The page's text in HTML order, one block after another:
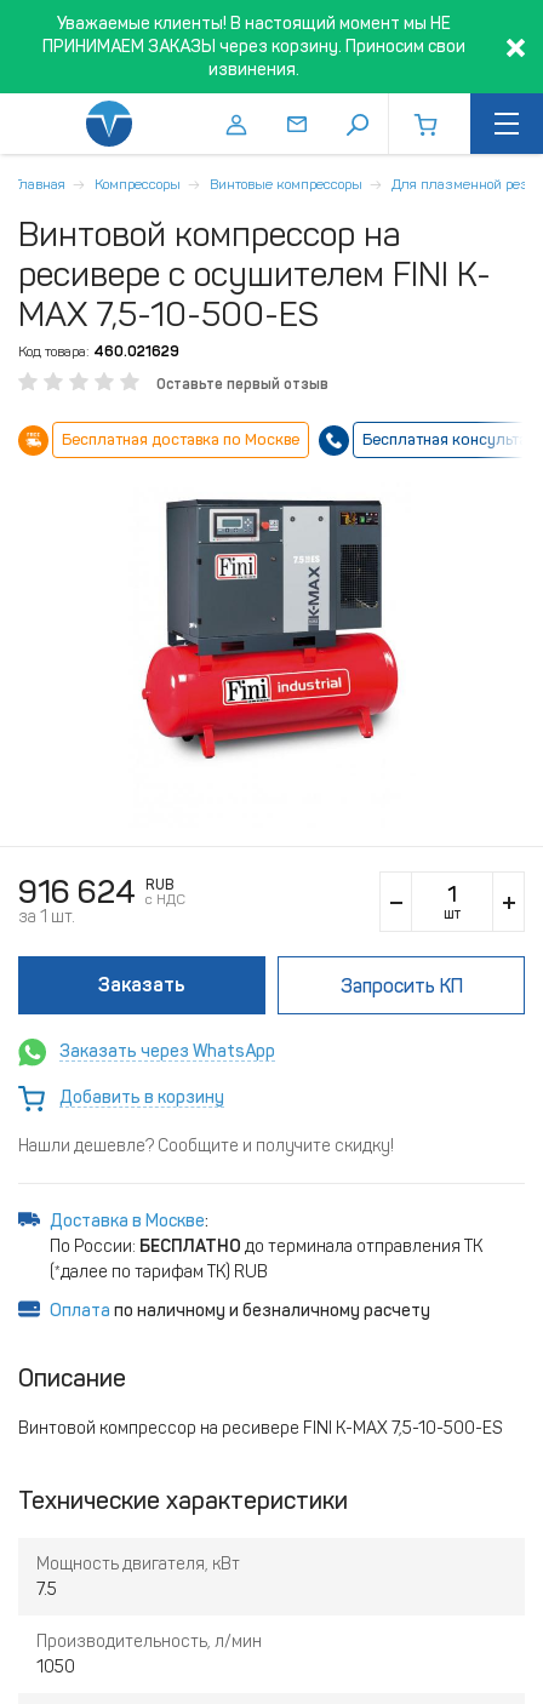
Уважаемые клиенты! В настоящий момент мы НЕ
ПРИНИМАЕМ ЗАКАЗЫ через корзину. Приносим свои
извинения.
Главная Компрессоры Винтовые компрессоры Для плазменной
Винтовой компрессор на
ресивере с осушителем FINI K-
MAX 7,5-10-500-ES
Код товара: 460.021629
Оставьте первый отзыв
Бесплатная доставка по Москве Бесплатная
916 624
RUB
c НДС
за 1 шт. шт
Заказать Запросить КП
Заказать через WhatsApp
Добавить в корзину
Нашли дешевле? Сообщите и получите скидку!
Доставка в Москве:
По России: БЕСПЛАТНО до терминала отправления ТК
(*далее по тарифам ТК) RUB
Оплата по наличному и безналичному расчету
Описание
Винтовой компрессор на ресивере FINI K-MAX 7,5-10-500-ES
Технические характеристики
Мощность двигателя, кВт
7.5
Производительность, л/мин
1050